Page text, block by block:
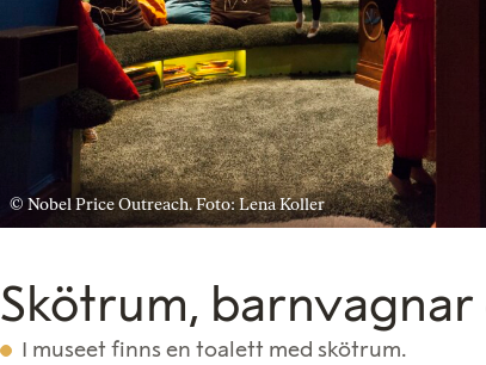
© Nobel Price Outreach. Foto: Lena Koller
Skötrum,
I museet finns en toalett med skötrum.